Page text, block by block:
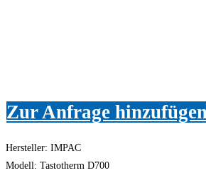
Zur Anfrage hinzufügen
Hersteller: IMPAC
Modell: Tastotherm D700